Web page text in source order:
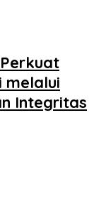
melalui
Integritas